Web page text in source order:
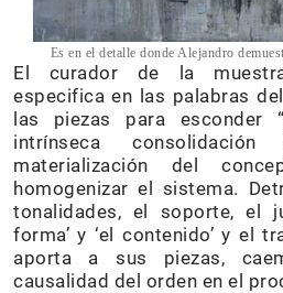
Es en el detalle donde Alejandro
El curador de la
especifica en las palabras
las piezas para esconder
intrínseca
materialización del
homogenizar el sistema.
tonalidades, el soporte, el
forma’ y ‘el contenido’ y el
aporta a sus piezas,
causalidad del orden en el